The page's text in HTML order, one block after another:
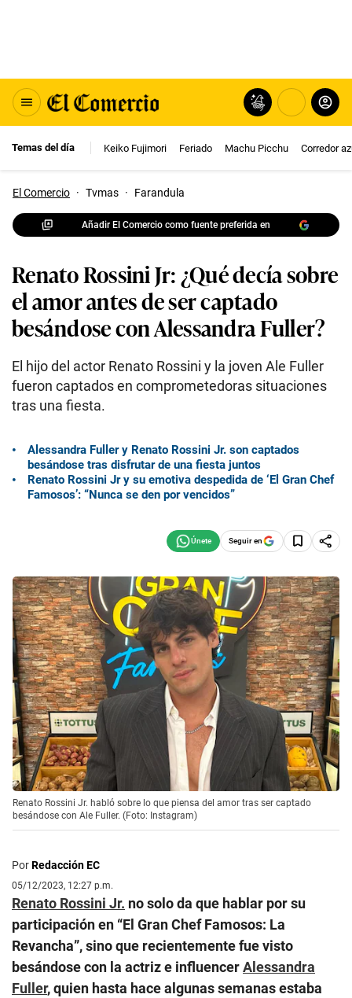
Temas del día Keiko Fujimori Feriado Machu Picchu Corredor
El Comercio · Tvmas · Farandula
Añadir El Comercio como fuente preferida en
Renato Rossini Jr: ¿Qué decía sobre
el amor antes de ser captado
besándose con Alessandra Fuller?
El hijo del actor Renato Rossini y la joven Ale Fuller
fueron captados en comprometedoras situaciones
tras una fiesta.
Alessandra Fuller y Renato Rossini Jr. son captados
besándose tras disfrutar de una fiesta juntos
Renato Rossini Jr y su emotiva despedida de ‘El Gran Chef
Famosos’: “Nunca se den por vencidos”
Seguir en
Renato Rossini Jr. habló sobre lo que piensa del amor tras ser captado
besándose con Ale Fuller. (Foto: Instagram)
PorRedacción EC
05/12/2023, 12:27 p.m.
Renato Rossini Jr. no solo da que hablar por su
participación en “El Gran Chef Famosos: La
Revancha”, sino que recientemente fue visto
besándose con la actriz e influencerAlessandra
Fuller, quien hasta hace algunas semanas estaba